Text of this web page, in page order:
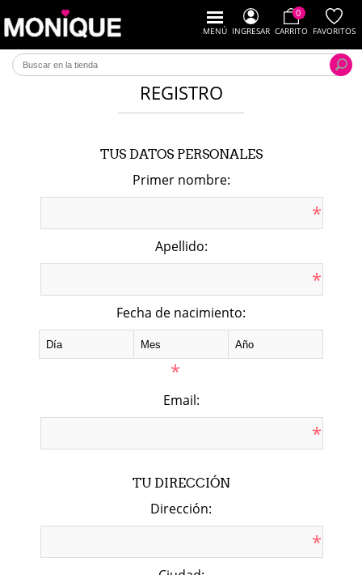
MENÚ INGRESAR
0
CARRITO FAVORITOS
REGISTRO
TUS DATOS PERSONALES
Primer nombre:
*
Apellido:
*
Fecha de nacimiento:
*
Email:
*
TU DIRECCIÓN
Dirección:
*